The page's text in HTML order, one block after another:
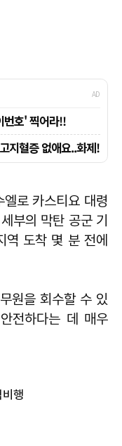
로 카스티요 대령
부의 막탄 공군 기
역 도착 몇 분 전에
원을 회수할 수 있
전하다는 데 매우
행